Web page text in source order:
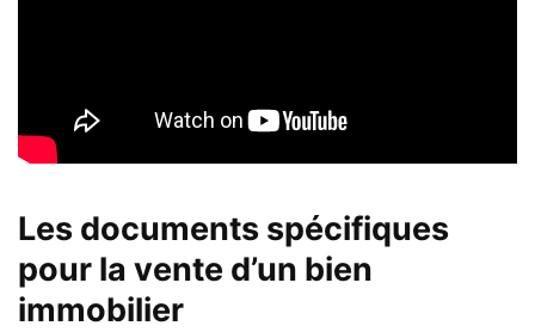
Les documents spécifiques
pour la vente d’un bien
immobilier